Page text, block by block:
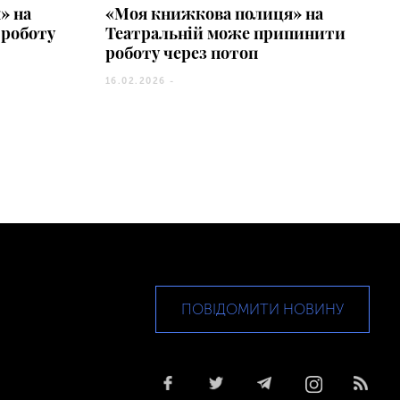
на
«Моя книжкова полиця» на
Театральній може припинити
роботу через потоп
16.02.2026 -
ПОВІДОМИТИ НОВИНУ